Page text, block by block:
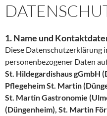
1. Name und
Diese Datenschutzerklärung
personenbezogener Daten
St. Hildegardishaus gGmbH
Pflegeheim St. Martin
St. Martin Gastronomie
(Düngenheim), St. Martin